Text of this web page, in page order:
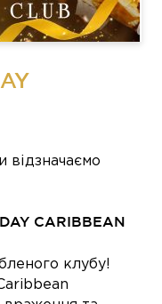
відзначаємо
CARIBBEAN
клубу!